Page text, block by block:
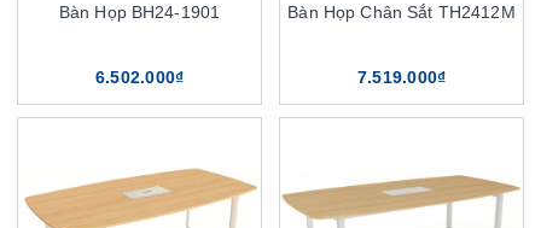
Bàn Họp BH24-1901
6.502.000₫
Bàn Họp Chân Sắt TH2412M
7.519.000₫